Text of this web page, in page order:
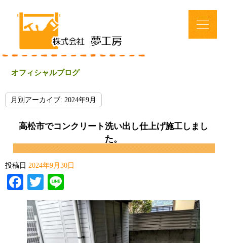
オフィシャルブログ
月別アーカイブ: 2024年9月
高松市でコンクリート洗い出し仕上げ施工しまし
た。
投稿日 2024年9月30日
Facebook
Twitter